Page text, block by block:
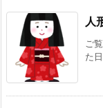
人
ご
た